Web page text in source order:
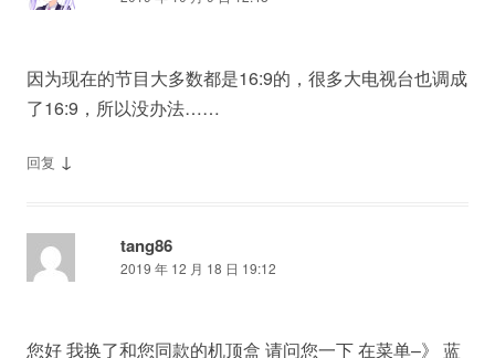
因为现在的节目大多数都是16:9的，很多大电视台也调成
了16:9，所以没办法……
回复 ↓
tang86
2019 年 12 月 18 日 19:12
您好 我换了和您同款的机顶盒 请问您一下 在菜单–》 蓝